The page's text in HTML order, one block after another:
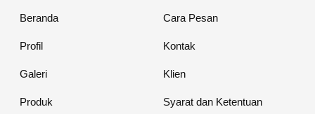
Beranda
Profil
Galeri
Produk
Cara Pesan
Kontak
Klien
Syarat dan Ketentuan